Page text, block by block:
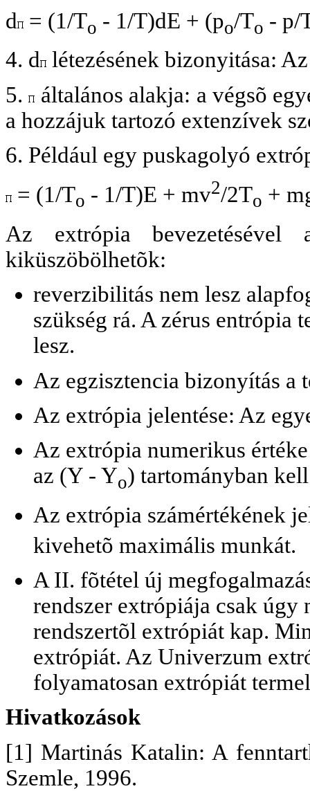
d = (1/To - 1/T)dE + (po/To - p/
4. d létezésének bizonyitása:
5. általános alakja: a végsõ
a hozzájuk tartozó extenzívek
6. Például egy puskagolyó
= (1/To - 1/T)E + mv2/2To +
Az extrópia bevezetésével
kiküszöbölhetõk:
reverzibilitás nem lesz
szükség rá. A zérus entrópia
lesz.
Az egzisztencia bizonyítás a
Az extrópia jelentése: Az
Az extrópia numerikus
az (Y - Yo) tartományban
Az extrópia számértékének
kivehetõ maximális munkát.
A II. fõtétel új
rendszer extrópiája csak
rendszertõl extrópiát kap.
extrópiát. Az Univerzum
folyamatosan extrópiát
Hivatkozások
[1] Martinás Katalin: A
Szemle, 1996.